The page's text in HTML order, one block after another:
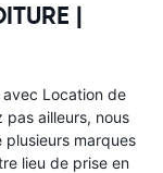
|
Location de
ailleurs, nous
marques
lieu de prise en